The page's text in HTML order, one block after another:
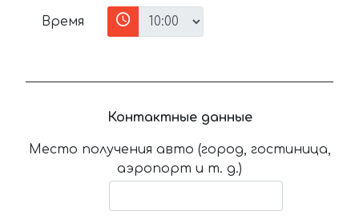
Время
Контактные данные
Место получения авто (город, гостиница,
аэропорт и т. д.)